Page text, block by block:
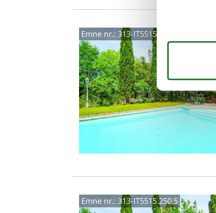
Emne nr.: 313-IT5515.250.2
Emne nr.: 313-IT5515.250.5